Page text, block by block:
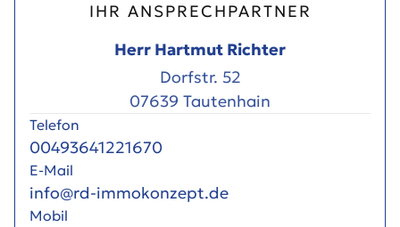
IHR ANSPRECHPARTNER
Herr Hartmut Richter
Dorfstr. 52
07639 Tautenhain
Telefon
00493641221670
E-Mail
info@rd-immokonzept.de
Mobil